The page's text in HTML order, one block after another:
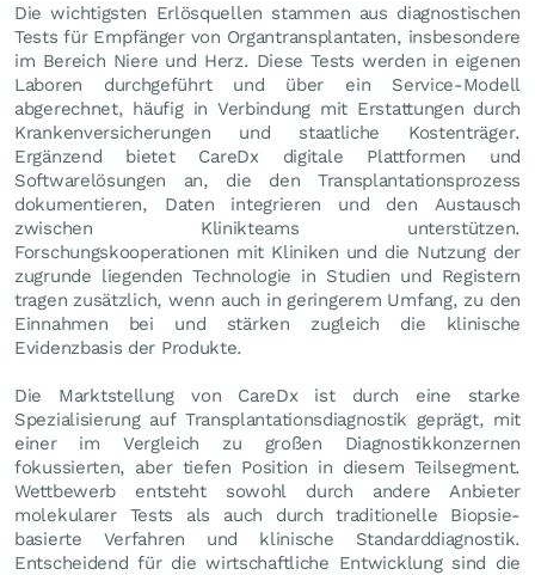
Die wichtigsten Erlösquellen stammen aus diagnostischen
Tests für Empfänger von Organtransplantaten, insbesondere
im Bereich Niere und Herz. Diese Tests werden in eigenen
Laboren durchgeführt und über ein Service-Modell
abgerechnet, häufig in Verbindung mit Erstattungen durch
Krankenversicherungen und staatliche Kostenträger.
Ergänzend bietet CareDx digitale Plattformen und
Softwarelösungen an, die den Transplantationsprozess
dokumentieren, Daten integrieren und den Austausch
zwischen Klinikteams unterstützen.
Forschungskooperationen mit Kliniken und die Nutzung der
zugrunde liegenden Technologie in Studien und Registern
tragen zusätzlich, wenn auch in geringerem Umfang, zu den
Einnahmen bei und stärken zugleich die klinische
Evidenzbasis der Produkte.
Die Marktstellung von CareDx ist durch eine starke
Spezialisierung auf Transplantationsdiagnostik geprägt, mit
einer im Vergleich zu großen Diagnostikkonzernen
fokussierten, aber tiefen Position in diesem Teilsegment.
Wettbewerb entsteht sowohl durch andere Anbieter
molekularer Tests als auch durch traditionelle Biopsie-
basierte Verfahren und klinische Standarddiagnostik.
Entscheidend für die wirtschaftliche Entwicklung sind die